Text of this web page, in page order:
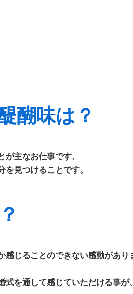
醐味は？
主なお仕事です。
見つけることです。
感じることのできない感動があり
を通して感じていただける事が、